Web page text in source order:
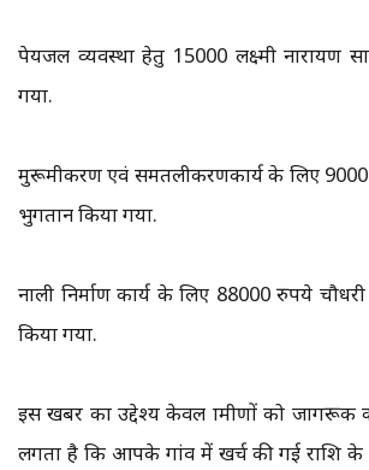
पेयजल व्यवस्था हेतु ₹15000 लक्ष्मी नारायण
गया.
मुरूमीकरण एवं समतलीकरणकार्य के लिए
भुगतान किया गया.
नाली निर्माण कार्य के लिए 88000 रुपये
किया गया.
इस खबर का उद्देश्य केवल ग्रामीणों को
लगता है कि आपके गांव में खर्च की गई राशि के